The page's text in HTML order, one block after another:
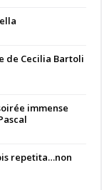
de Cecilia Bartoli
immense
repetita…non